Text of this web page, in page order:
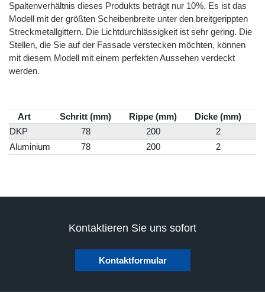
Spaltenverhältnis dieses Produkts beträgt nur 10%. Es ist das
Modell mit der größten Scheibenbreite unter den breitgerippten
Streckmetallgittern. Die Lichtdurchlässigkeit ist sehr gering. Die
Stellen, die Sie auf der Fassade verstecken möchten, können
mit diesem Modell mit einem perfekten Aussehen verdeckt
werden.
Art Schritt (mm) Rippe (mm) Dicke (mm)
DKP
78 200
2
Aluminium
78 200 2
Kontaktieren Sie uns sofort
Kontaktformular